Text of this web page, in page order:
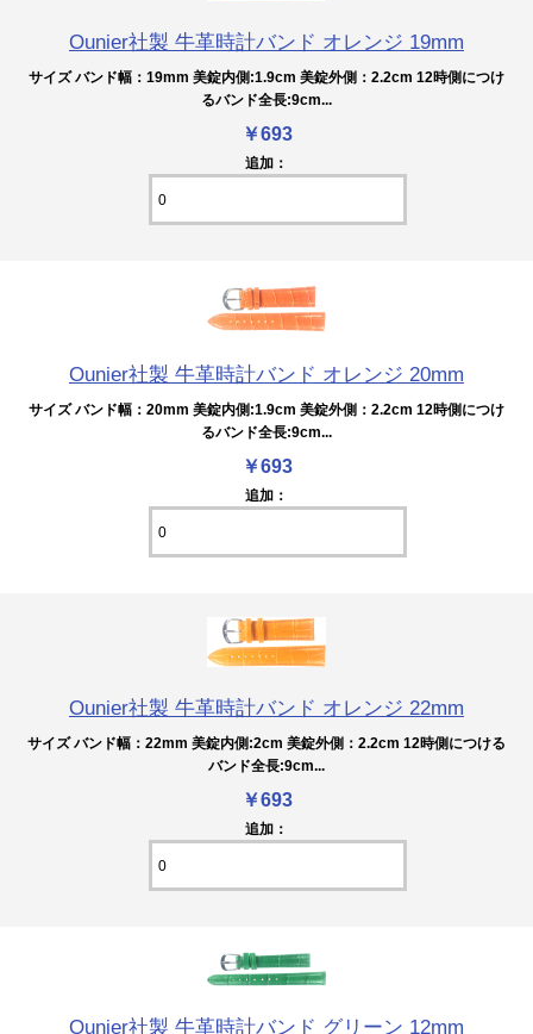
Ounier社製 牛革時計バンド オレンジ 19mm
サイズ バンド幅：19mm 美錠内側:1.9cm 美錠外側：2.2cm 12時側につけ
るバンド全長:9cm...
￥693
追加：
Ounier社製 牛革時計バンド オレンジ 20mm
サイズ バンド幅：20mm 美錠内側:1.9cm 美錠外側：2.2cm 12時側につけ
るバンド全長:9cm...
￥693
追加：
Ounier社製 牛革時計バンド オレンジ 22mm
サイズ バンド幅：22mm 美錠内側:2cm 美錠外側：2.2cm 12時側につける
バンド全長:9cm...
￥693
追加：
Ounier社製 牛革時計バンド グリーン 12mm